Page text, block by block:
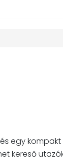
egy
kereső